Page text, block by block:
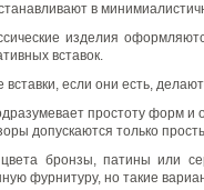
в
изделия
вставок.
вставки, если они есть,
простоту форм
допускаются только
бронзы, патины или
фурнитуру, но такие